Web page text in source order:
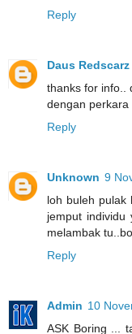
Reply
Daus Redscarz
thanks for info..
dengan perkara
Reply
Unknown 9
loh buleh pulak
jemput individu
melambak
Reply
Admin 10
ASK Boring ...